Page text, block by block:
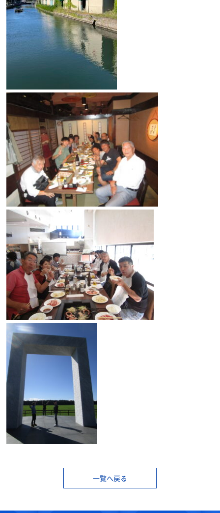
一覧へ戻る